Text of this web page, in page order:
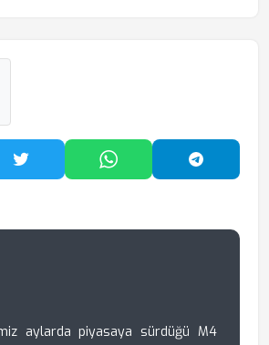
Paylaş
Twitter'da PaylaşWhatsApp'ta Paylaş
aylarda piyasaya sürdüğü M4